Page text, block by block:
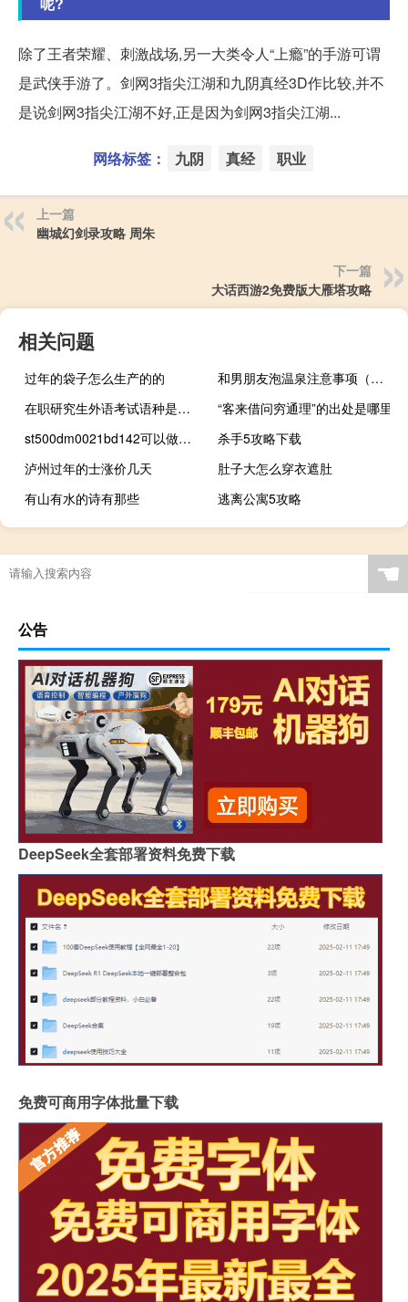
除了王者荣耀、刺激战场,另一大类令人“上瘾”的手游可谓
是武侠手游了。剑网3指尖江湖和九阴真经3D作比较,并不
是说剑网3指尖江湖不好,正是因为剑网3指尖江湖...
网络标签： 九阴 真经 职业
上一篇
幽城幻剑录攻略 周朱
下一篇
大话西游2免费版大雁塔攻略
相关问题
过年的袋子怎么生产的的
和男朋友泡温泉注意事项（泡温泉注意事项）
在职研究生外语考试语种是自选的吗
“客来借问穷通理”的出处是哪里
st500dm0021bd142可以做移动硬盘用吗（st500dm002 1bd142）
杀手5攻略下载
泸州过年的士涨价几天
肚子大怎么穿衣遮肚
有山有水的诗有那些
逃离公寓5攻略
☚
公告
DeepSeek全套部署资料免费下载
免费可商用字体批量下载